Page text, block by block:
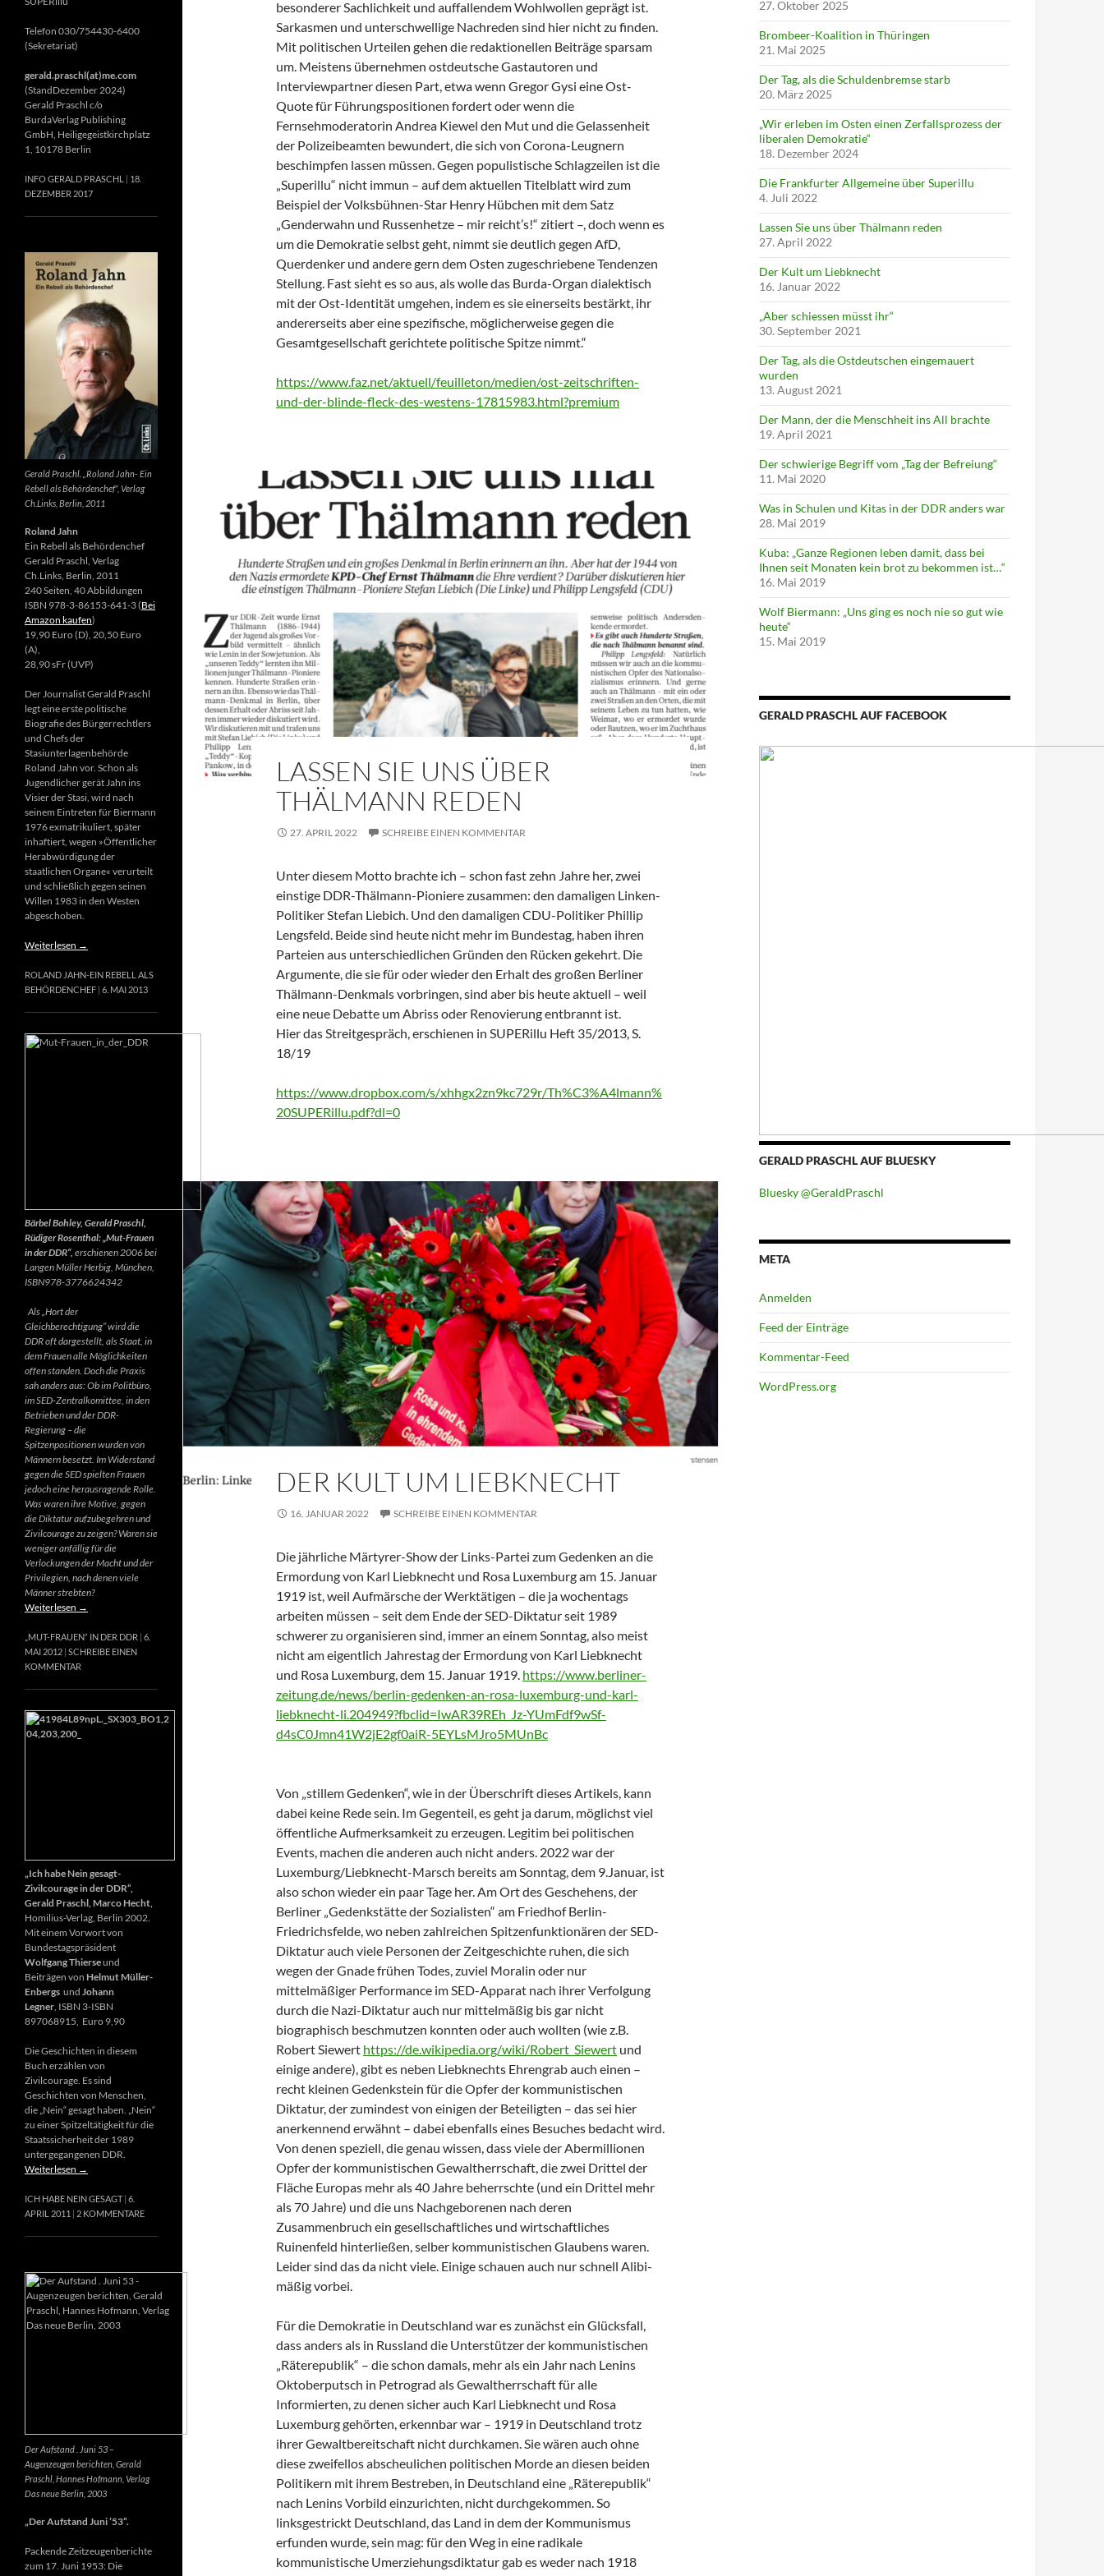
besonderer Sachlichkeit und auffallendem Wohlwollen geprägt ist.
Sarkasmen und unterschwellige Nachreden sind hier nicht zu finden.
Mit politischen Urteilen gehen die redaktionellen Beiträge sparsam
um. Meistens übernehmen ostdeutsche Gastautoren und
Interviewpartner diesen Part, etwa wenn Gregor Gysi eine Ost-
Quote für Führungspositionen fordert oder wenn die
Fernsehmoderatorin An­drea Kiewel den Mut und die Gelassenheit
der Polizeibeamten bewundert, die sich von Corona-Leugnern
beschimpfen lassen müssen. Gegen populistische Schlagzeilen ist die
„Superillu“ nicht immun – auf dem aktuellen Titelblatt wird zum
Beispiel der Volksbühnen-Star Henry Hübchen mit dem Satz
„Genderwahn und Russenhetze – mir reicht’s!“ zitiert –, doch wenn es
um die Demokratie selbst geht, nimmt sie deutlich gegen AfD,
Querdenker und andere gern dem Osten zugeschriebene Tendenzen
Stellung. Fast sieht es so aus, als wolle das Burda-Organ dialektisch
mit der Ost-Identität umgehen, indem es sie einerseits bestärkt, ihr
andererseits aber eine spezifische, möglicherweise gegen die
Gesamtgesellschaft gerichtete politische Spitze nimmt.“
https://www.faz.net/aktuell/feuilleton/medien/ost-zeitschriften-
und-der-blinde-fleck-des-westens-17815983.html?premium
LASSEN SIE UNS ÜBER
THÄLMANN REDEN
27. APRIL 2022 SCHREIBE EINEN KOMMENTAR
Unter diesem Motto brachte ich – schon fast zehn Jahre her, zwei
einstige DDR-Thälmann-Pioniere zusammen: den damaligen Linken-
Politiker Stefan Liebich. Und den damaligen CDU-Politiker Phillip
Lengsfeld. Beide sind heute nicht mehr im Bundestag, haben ihren
Parteien aus unterschiedlichen Gründen den Rücken gekehrt. Die
Argumente, die sie für oder wieder den Erhalt des großen Berliner
Thälmann-Denkmals vorbringen, sind aber bis heute aktuell – weil
eine neue Debatte um Abriss oder Renovierung entbrannt ist.
Hier das Streitgespräch, erschienen in SUPERillu Heft 35/2013, S.
18/19
https://www.dropbox.com/s/xhhgx2zn9kc729r/Th%C3%A4lmann%
20SUPERillu.pdf?dl=0
DER KULT UM LIEBKNECHT
16. JANUAR 2022 SCHREIBE EINEN KOMMENTAR
Die jährliche Märtyrer-Show der Links-Partei zum Gedenken an die
Ermordung von Karl Liebknecht und Rosa Luxemburg am 15. Januar
1919 ist, weil Aufmärsche der Werktätigen – die ja wochentags
arbeiten müssen – seit dem Ende der SED-Diktatur seit 1989
schwerer zu organisieren sind, immer an einem Sonntag, also meist
nicht am eigentlich Jahrestag der Ermordung von Karl Liebknecht
und Rosa Luxemburg, dem 15. Januar 1919. https://www.berliner-
zeitung.de/news/berlin-gedenken-an-rosa-luxemburg-und-karl-
liebknecht-li.204949?fbclid=IwAR39REh_Jz-YUmFdf9wSf-
d4sC0Jmn41W2jE2gf0aiR-5EYLsMJro5MUnBc
Von „stillem Gedenken“, wie in der Überschrift dieses Artikels, kann
dabei keine Rede sein. Im Gegenteil, es geht ja darum, möglichst viel
öffentliche Aufmerksamkeit zu erzeugen. Legitim bei politischen
Events, machen die anderen auch nicht anders. 2022 war der
Luxemburg/Liebknecht-Marsch bereits am Sonntag, dem 9.Januar, ist
also schon wieder ein paar Tage her. Am Ort des Geschehens, der
Berliner „Gedenkstätte der Sozialisten“ am Friedhof Berlin-
Friedrichsfelde, wo neben zahlreichen Spitzenfunktionären der SED-
Diktatur auch viele Personen der Zeitgeschichte ruhen, die sich
wegen der Gnade frühen Todes, zuviel Moralin oder nur
mittelmäßiger Performance im SED-Apparat nach ihrer Verfolgung
durch die Nazi-Diktatur auch nur mittelmäßig bis gar nicht
biographisch beschmutzen konnten oder auch wollten (wie z.B.
Robert Siewert https://de.wikipedia.org/wiki/Robert_Siewert und
einige andere), gibt es neben Liebknechts Ehrengrab auch einen –
recht kleinen Gedenkstein für die Opfer der kommunistischen
Diktatur, der zumindest von einigen der Beteiligten – das sei hier
anerkennend erwähnt – dabei ebenfalls eines Besuches bedacht wird.
Von denen speziell, die genau wissen, dass viele der Abermillionen
Opfer der kommunistischen Gewaltherrschaft, die zwei Drittel der
Fläche Europas mehr als 40 Jahre beherrschte (und ein Drittel mehr
als 70 Jahre) und die uns Nachgeborenen nach deren
Zusammenbruch ein gesellschaftliches und wirtschaftliches
Ruinenfeld hinterließen, selber kommunistischen Glaubens waren.
Leider sind das da nicht viele. Einige schauen auch nur schnell Alibi-
mäßig vorbei.
Für die Demokratie in Deutschland war es zunächst ein Glücksfall,
dass anders als in Russland die Unterstützer der kommunistischen
„Räterepublik“ – die schon damals, mehr als ein Jahr nach Lenins
Oktoberputsch in Petrograd als Gewaltherrschaft für alle
Informierten, zu denen sicher auch Karl Liebknecht und Rosa
Luxemburg gehörten, erkennbar war – 1919 in Deutschland trotz
ihrer Gewaltbereitschaft nicht durchkamen. Sie wären auch ohne
diese zweifellos abscheulichen politischen Morde an diesen beiden
Politikern mit ihrem Bestreben, in Deutschland eine „Räterepublik“
nach Lenins Vorbild einzurichten, nicht durchgekommen. So
linksgestrickt Deutschland, das Land in dem der Kommunismus
erfunden wurde, sein mag: für den Weg in eine radikale
kommunistische Umerziehungsdiktatur gab es weder nach 1918
27. Oktober 2025
Brombeer-Koalition in Thüringen
21. Mai 2025
Der Tag, als die Schuldenbremse starb
20. März 2025
„Wir erleben im Osten einen Zerfallsprozess der
liberalen Demokratie“
18. Dezember 2024
Die Frankfurter Allgemeine über Superillu
4. Juli 2022
Lassen Sie uns über Thälmann reden
27. April 2022
Der Kult um Liebknecht
16. Januar 2022
„Aber schiessen müsst ihr“
30. September 2021
Der Tag, als die Ostdeutschen eingemauert
wurden
13. August 2021
Der Mann, der die Menschheit ins All brachte
19. April 2021
Der schwierige Begriff vom „Tag der Befreiung“
11. Mai 2020
Was in Schulen und Kitas in der DDR anders war
28. Mai 2019
Kuba: „Ganze Regionen leben damit, dass bei
Ihnen seit Monaten kein brot zu bekommen ist…“
16. Mai 2019
Wolf Biermann: „Uns ging es noch nie so gut wie
heute“
15. Mai 2019
GERALD PRASCHL AUF FACEBOOK
GERALD PRASCHL AUF BLUESKY
Bluesky @GeraldPraschl
META
Anmelden
Feed der Einträge
Kommentar-Feed
WordPress.org
Telefon 030/754430-6400
(Sekretariat)
gerald.praschl(at)me.com
(StandDezember 2024)
Gerald Praschl c/o
BurdaVerlag Publishing
GmbH, Heiligegeistkirchplatz
1, 10178 Berlin
INFO GERALD PRASCHL
18.
DEZEMBER 2017
Gerald Praschl. „Roland Jahn- Ein
Rebell als Behördenchef“, Verlag
Ch.Links, Berlin, 2011
Roland Jahn
Ein Rebell als Behördenchef
Gerald Praschl, Verlag
Ch.Links, Berlin, 2011
240 Seiten, 40 Abbildungen
ISBN 978-3-86153-641-3 (Bei
Amazon kaufen)
19,90 Euro (D), 20,50 Euro
(A),
28,90 sFr (UVP)
Der Journalist Gerald Praschl
legt eine erste politische
Biografie des Bürgerrechtlers
und Chefs der
Stasiunterlagenbehörde
Roland Jahn vor. Schon als
Jugendlicher gerät Jahn ins
Visier der Stasi, wird nach
seinem Eintreten für Biermann
1976 exmatrikuliert, später
inhaftiert, wegen »Öffentlicher
Herabwürdigung der
staatlichen Organe« verurteilt
und schließlich gegen seinen
Willen 1983 in den Westen
abgeschoben.
Weiterlesen →
ROLAND JAHN-EIN REBELL ALS
BEHÖRDENCHEF 6. MAI 2013
Bärbel Bohley, Gerald Praschl,
Rüdiger Rosenthal: „Mut-Frauen
in der DDR“, erschienen 2006 bei
Langen Müller Herbig, München,
ISBN978-3776624342
Als „Hort der
Gleichberechtigung“ wird die
DDR oft dargestellt, als Staat, in
dem Frauen alle Möglichkeiten
offen standen. Doch die Praxis
sah anders aus: Ob im Politbüro,
im SED-Zentralkomittee, in den
Betrieben und der DDR-
Regierung – die
Spitzenpositionen wurden von
Männern besetzt. Im Widerstand
gegen die SED spielten Frauen
jedoch eine herausragende Rolle.
Was waren ihre Motive, gegen
die Diktatur aufzubegehren und
Zivilcourage zu zeigen? Waren sie
weniger anfällig für die
Verlockungen der Macht und der
Privilegien, nach denen viele
Männer strebten?
Weiterlesen →
„MUT-FRAUEN“ IN DER DDR 6.
MAI 2012 SCHREIBE EINEN
KOMMENTAR
„Ich habe Nein gesagt-
Zivilcourage in der DDR“,
Gerald Praschl, Marco Hecht,
Homilius-Verlag, Berlin 2002.
Mit einem Vorwort von
Bundestagspräsident
Wolfgang Thierseund
Beiträgen von Helmut Müller-
Enbergs und Johann
Legner , ISBN 3-ISBN
897068915, Euro 9,90
Die Geschichten in diesem
Buch erzählen von
Zivilcourage. Es sind
Geschichten von Menschen,
die „Nein“ gesagt haben. „Nein“
zu einer Spitzeltätigkeit für die
Staatssicherheit der 1989
untergegangenen DDR.
Weiterlesen →
ICH HABE NEIN GESAGT 6.
APRIL 2011
2 KOMMENTARE
Der Aufstand . Juni 53 –
Augenzeugen berichten, Gerald
Praschl, Hannes Hofmann, Verlag
Das neue Berlin, 2003
„Der Aufstand Juni ’53“.
Packende Zeitzeugenberichte
zum 17. Juni 1953: Die